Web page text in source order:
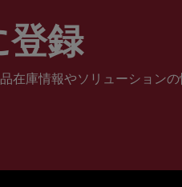
登録
在庫情報やソリューション